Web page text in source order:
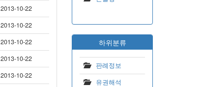
2013-10-22
2013-10-22
2013-10-22
2013-10-22
2013-10-22
하위분류
판례정보
유권해석